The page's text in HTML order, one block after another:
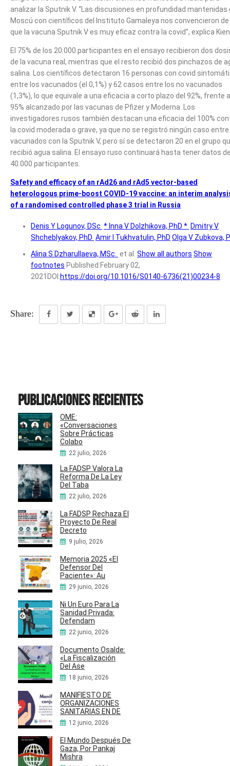
analizar la Sputnik V. “Las discusiones en profundidad mantenidas
Moscú con científicos del Instituto Gamaleya nos convencieron de
que la vacuna Sputnik V es muy eficaz contra la covid”, explica
El 75% de los 20.000 participantes en el ensayo recibieron dos
de la vacuna real, mientras que el resto recibió dos pinchazos de
salina. Los científicos detectaron 16 personas con covid
entre los vacunados (el 0,1%) y 62 casos entre los no vacunados
(1,3%), lo que equivale a una eficacia a corto plazo del 92%, frente
95% alcanzado por las vacunas de Pfizer y Moderna. Los
investigadores rusos también destacan una eficacia del 100%
la covid moderada o grave, ya que no se registró ningún caso
vacunados con la Sputnik V, pero sí se detectaron 20 en el grupo
recibió agua salina. El ensayo ruso continuará hasta tener datos
40.000 participantes.
Safety and efficacy of an rAd26 and rAd5 vector-based
heterologous prime-boost COVID-19 vaccine: an interim
of a randomised controlled phase 3 trial in Russia
Denis Y Logunov, DSc * Inna V Dolzhikova, PhD * Dmitry V
Shcheblyakov, PhD Amir I Tukhvatulin, PhD Olga V Zubkova,
Alina S Dzharullaeva, MSc
et al. Show all authors Show
footnotes Published:February 02,
2021 DOI:https://doi.org/10.1016/S0140-6736(21)00234-8
Share:
Publicaciones recientes
OME:
«Conversaciones
Sobre Prácticas
Colabo
22 julio, 2026
La FADSP Valora La
Reforma De La Ley
Del Taba
22 julio, 2026
La FADSP Rechaza El
Proyecto De Real
Decreto
9 julio, 2026
Memoria 2025 «El
Defensor Del
Paciente»: Au
29 junio, 2026
Ni Un Euro Para La
Sanidad Privada:
Defendam
22 junio, 2026
Documento Osalde:
«La Fiscalización
Del Ase
18 junio, 2026
MANIFIESTO DE
ORGANIZACIONES
SANITARIAS EN DE
12 junio, 2026
El Mundo Después De
Gaza, Por Pankaj
Mishra